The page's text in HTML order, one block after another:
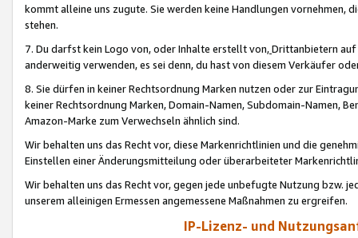
kommt alleine uns zugute. Sie werden keine Handlungen vornehmen,
stehen.
7. Du darfst kein Logo von, oder Inhalte erstellt von,Drittanbietern auf
anderweitig verwenden, es sei denn, du hast von diesem Verkäufer
8. Sie dürfen in keiner Rechtsordnung Marken nutzen oder zur
keiner Rechtsordnung Marken, Domain-Namen, Subdomain-Namen,
Amazon-Marke zum Verwechseln ähnlich sind.
Wir behalten uns das Recht vor, diese Markenrichtlinien und die
Einstellen einer Änderungsmitteilung oder überarbeiteter
Wir behalten uns das Recht vor, gegen jede unbefugte Nutzung bzw.
unserem alleinigen Ermessen angemessene Maßnahmen zu ergreifen.
IP-Lizenz- und